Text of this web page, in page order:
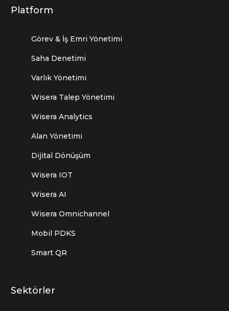
Platform
Görev & İş Emri Yönetimi
Saha Denetimi
Varlık Yönetimi
Wisera Talep Yönetimi
Wisera Analytics
Alan Yönetimi
Dijital Dönüşüm
Wisera IOT
Wisera AI
Wisera Omnichannel
Mobil PDKS
Smart QR
Sektörler